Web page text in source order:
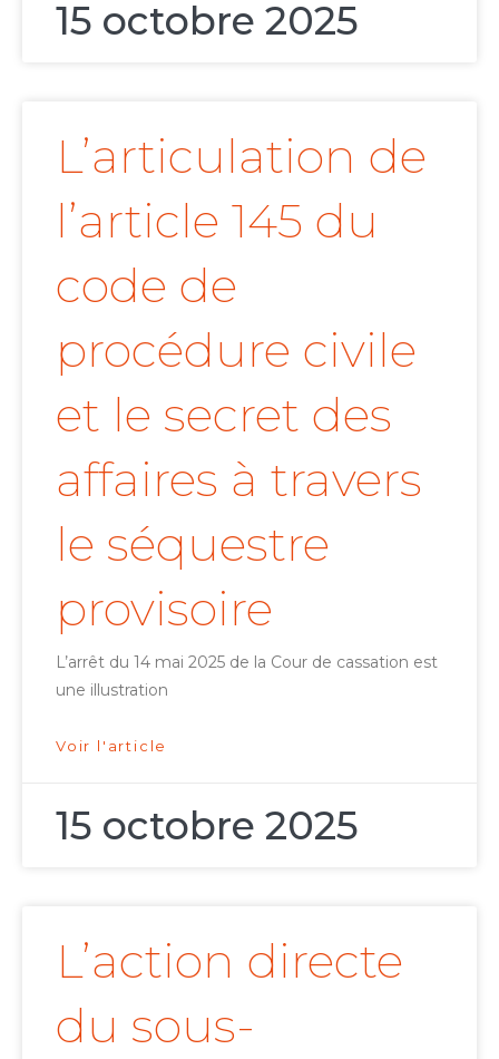
15 octobre 2025
L’articulation de
l’article 145 du
code de
procédure civile
et le secret des
affaires à travers
le séquestre
provisoire
L’arrêt du 14 mai 2025 de la Cour de cassation est
une illustration
Voir l'article
15 octobre 2025
L’action directe
du sous-